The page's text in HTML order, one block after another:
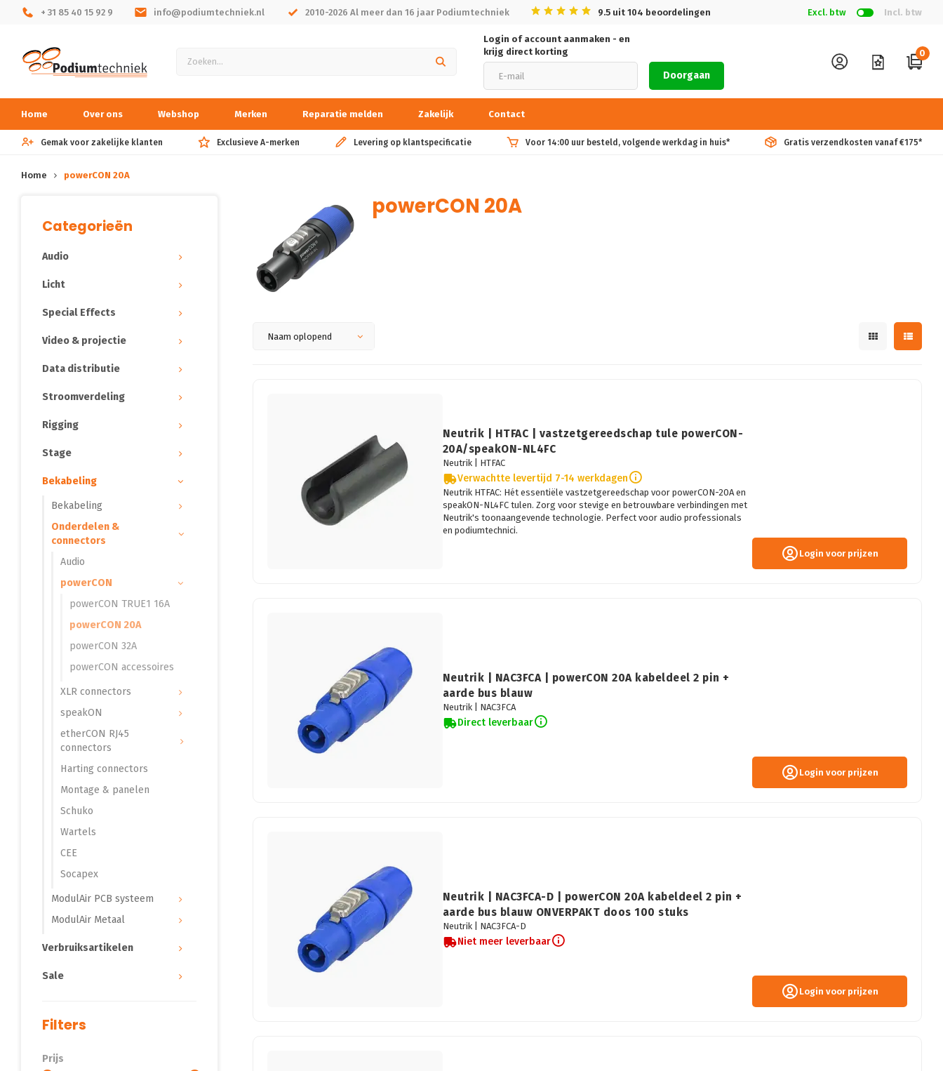
+ 31 85 40 15 92 9 info@podiumtechniek.nl 2010-2026 Al meer dan 16 jaar Podiumtechniek 9.5 uit 104 beoordelingen Excl. btw Incl. btw
Login of account aanmaken - en
krijg direct korting
Doorgaan
0
Home Over ons Webshop Merken Reparatie melden Zakelijk Contact
Gemak voor zakelijke klanten Exclusieve A-merken Levering op klantspecificatie Voor 14:00 uur besteld, volgende werkdag in huis* Gratis verzendkosten vanaf €175*
Home powerCON 20A
Categorieën
Audio
Licht
Special Effects
Video & projectie
Data distributie
Stroomverdeling
Rigging
Stage
Bekabeling
Bekabeling
Onderdelen &
connectors
Audio
powerCON
powerCON TRUE1 16A
powerCON 20A
powerCON 32A
powerCON accessoires
XLR connectors
speakON
etherCON RJ45
connectors
Harting connectors
Montage & panelen
Schuko
Wartels
CEE
Socapex
ModulAir PCB systeem
ModulAir Metaal
Verbruiksartikelen
Sale
Filters
Prijs
powerCON 20A
Naam oplopend
Neutrik | HTFAC | vastzetgereedschap tule powerCON-
20A/speakON-NL4FC
Neutrik | HTFAC
Verwachtte levertijd 7-14 werkdagen
Neutrik HTFAC: Hét essentiële vastzetgereedschap voor powerCON-20A en
speakON-NL4FC tulen. Zorg voor stevige en betrouwbare verbindingen met
Neutrik's toonaangevende technologie. Perfect voor audio professionals
en podiumtechnici.
Login voor prijzen
Neutrik | NAC3FCA | powerCON 20A kabeldeel 2 pin +
aarde bus blauw
Neutrik | NAC3FCA
Direct leverbaar
Login voor prijzen
Neutrik | NAC3FCA-D | powerCON 20A kabeldeel 2 pin +
aarde bus blauw ONVERPAKT doos 100 stuks
Neutrik | NAC3FCA-D
Niet meer leverbaar
Login voor prijzen